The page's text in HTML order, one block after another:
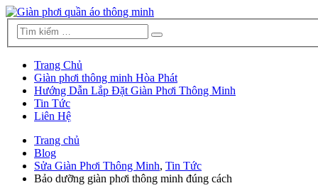
Trang Chủ
Giàn phơi thông minh Hòa Phát
Hướng Dẫn Lắp Đặt Giàn Phơi Thông Minh
Tin Tức
Liên Hệ
Trang chủ
Blog
Sửa Giàn Phơi Thông Minh, Tin Tức
Bảo dưỡng giàn phơi thông minh đúng cách